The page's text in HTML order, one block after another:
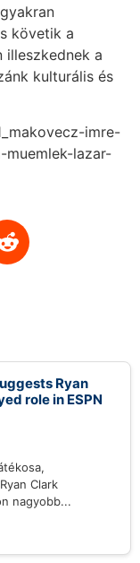
követik a
a
kulturális és
imre-
lazar-
Ryan
role in ESPN
Clark
nagyobb...